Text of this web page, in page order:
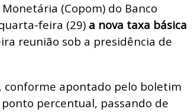
(Copom) do Banco
feira (29) a nova taxa básica
reunião sob a presidência de
conforme apontado pelo boletim
ponto percentual, passando de